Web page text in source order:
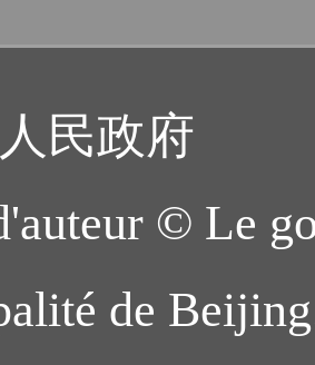
民政府
© Le
de